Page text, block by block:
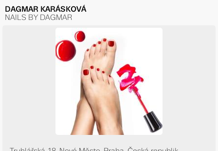
DAGMAR KARÁSKOVÁ
NAILS BY DAGMAR